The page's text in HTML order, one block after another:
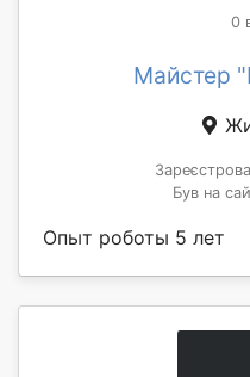
0
Майстер
Був на
Опыт роботы 5 лет